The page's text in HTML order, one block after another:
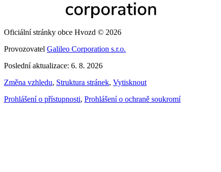
Oficiální stránky obce Hvozd © 2026
Provozovatel Galileo Corporation s.r.o.
Poslední aktualizace: 6. 8. 2026
Změna vzhledu, Struktura stránek, Vytisknout
Prohlášení o přístupnosti, Prohlášení o ochraně soukromí